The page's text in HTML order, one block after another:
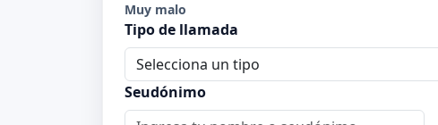
Muy malo
Tipo de llamada
Seudónimo